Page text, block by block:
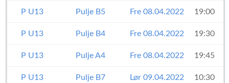
P U13 Pulje B5 Fre 08.04.2022 19:00
P U13 Pulje B4 Fre 08.04.2022 19:30
P U13 Pulje A4 Fre 08.04.2022 19:45
P U13 Pulje B7 Lør 09.04.2022 10:30